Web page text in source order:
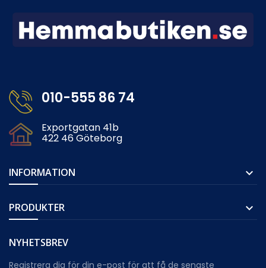
010-555 86 74
Exportgatan 41b
422 46 Göteborg
INFORMATION 
PRODUKTER 
NYHETSBREV
Registrera dig för din e-post för att få de senaste